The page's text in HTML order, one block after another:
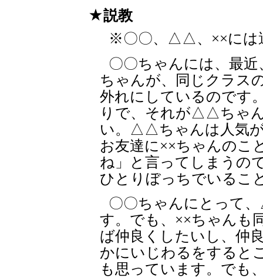
説教
※〇〇、△△、××には
〇〇ちゃんには、最
ちゃんが、同じクラス
外れにしているのです
りで、それが△△ちゃ
い。△△ちゃんは人気
お友達に××ちゃんのこ
ね」と言ってしまうの
ひとりぼっちでいるこ
〇〇ちゃんにとって
す。でも、××ちゃんも
ば仲良くしたいし、仲
かにいじわるをすると
も思っています。で